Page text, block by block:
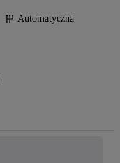
Automatyczna